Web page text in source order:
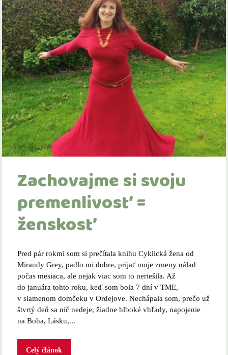
Zachovajme si svoju
premenlivosť =
ženskosť
Pred pár rokmi som si prečítala knihu Cyklická žena od
Mirandy Grey, padlo mi dobre, prijať moje zmeny nálad
počas mesiaca, ale nejak viac som to neriešila. Až
do januára tohto roku, keď som bola 7 dní v TME,
v slamenom domčeku v Ordejove. Nechápala som, prečo už
štvrtý deň sa nič nedeje, žiadne hlboké vhľady, napojenie
na Boha, Lásku,...
Celý článok